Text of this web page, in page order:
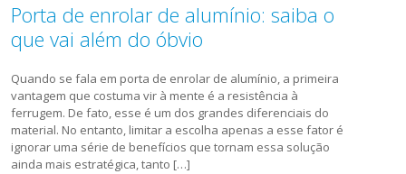
Porta de enrolar de alumínio: saiba o
que vai além do óbvio
Quando se fala em porta de enrolar de alumínio, a primeira
vantagem que costuma vir à mente é a resistência à
ferrugem. De fato, esse é um dos grandes diferenciais do
material. No entanto, limitar a escolha apenas a esse fator é
ignorar uma série de benefícios que tornam essa solução
ainda mais estratégica, tanto […]